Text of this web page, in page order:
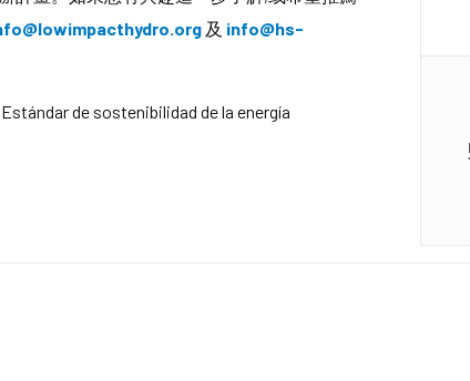
及 info@hs-
de sostenibilidad de la energía